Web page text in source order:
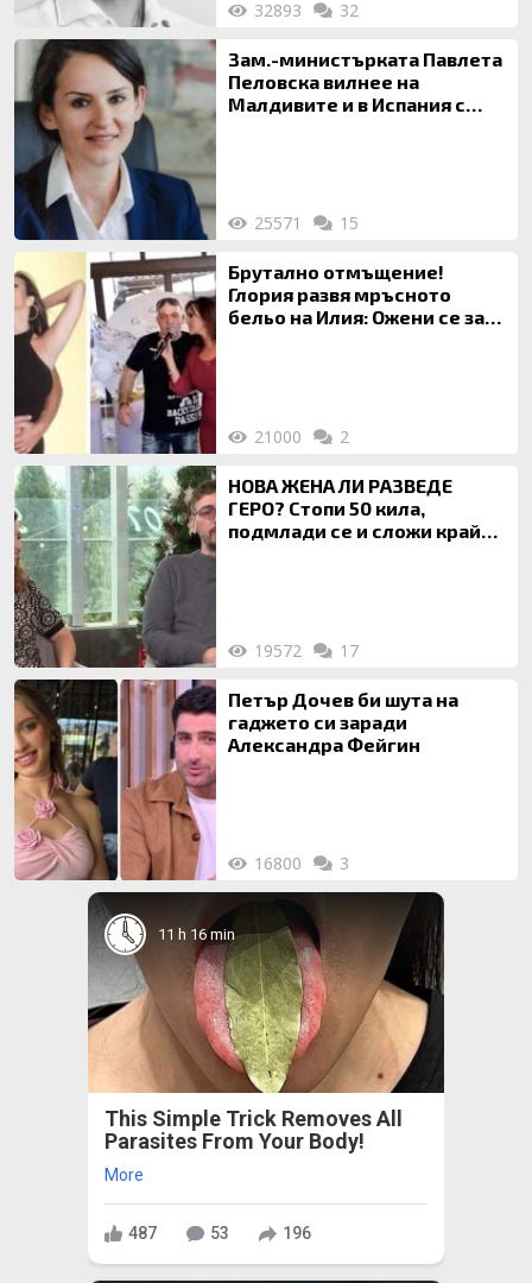
32893 32
Зам.-министърката Павлета
Пеловска вилнее на
Малдивите и в Испания с
25571 15
Брутално отмъщение!
Глория развя мръсното
бельо на Илия: Ожени се за
21000 2
НОВА ЖЕНА ЛИ РАЗВЕДЕ
ГЕРО? Стопи 50 кила,
подмлади се и сложи край
19572 17
Петър Дочев би шута на
гаджето си заради
Александра Фейгин
16800 3
11 h 16 min
This Simple Trick Removes All
Parasites From Your Body!
More
487 53 196